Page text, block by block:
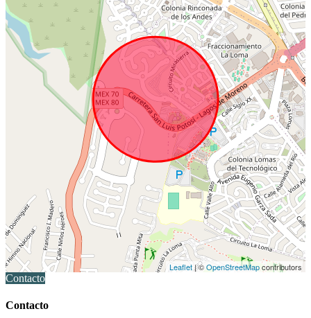
Leaflet| ©OpenStreetMapcontributors
Contacto
Contacto